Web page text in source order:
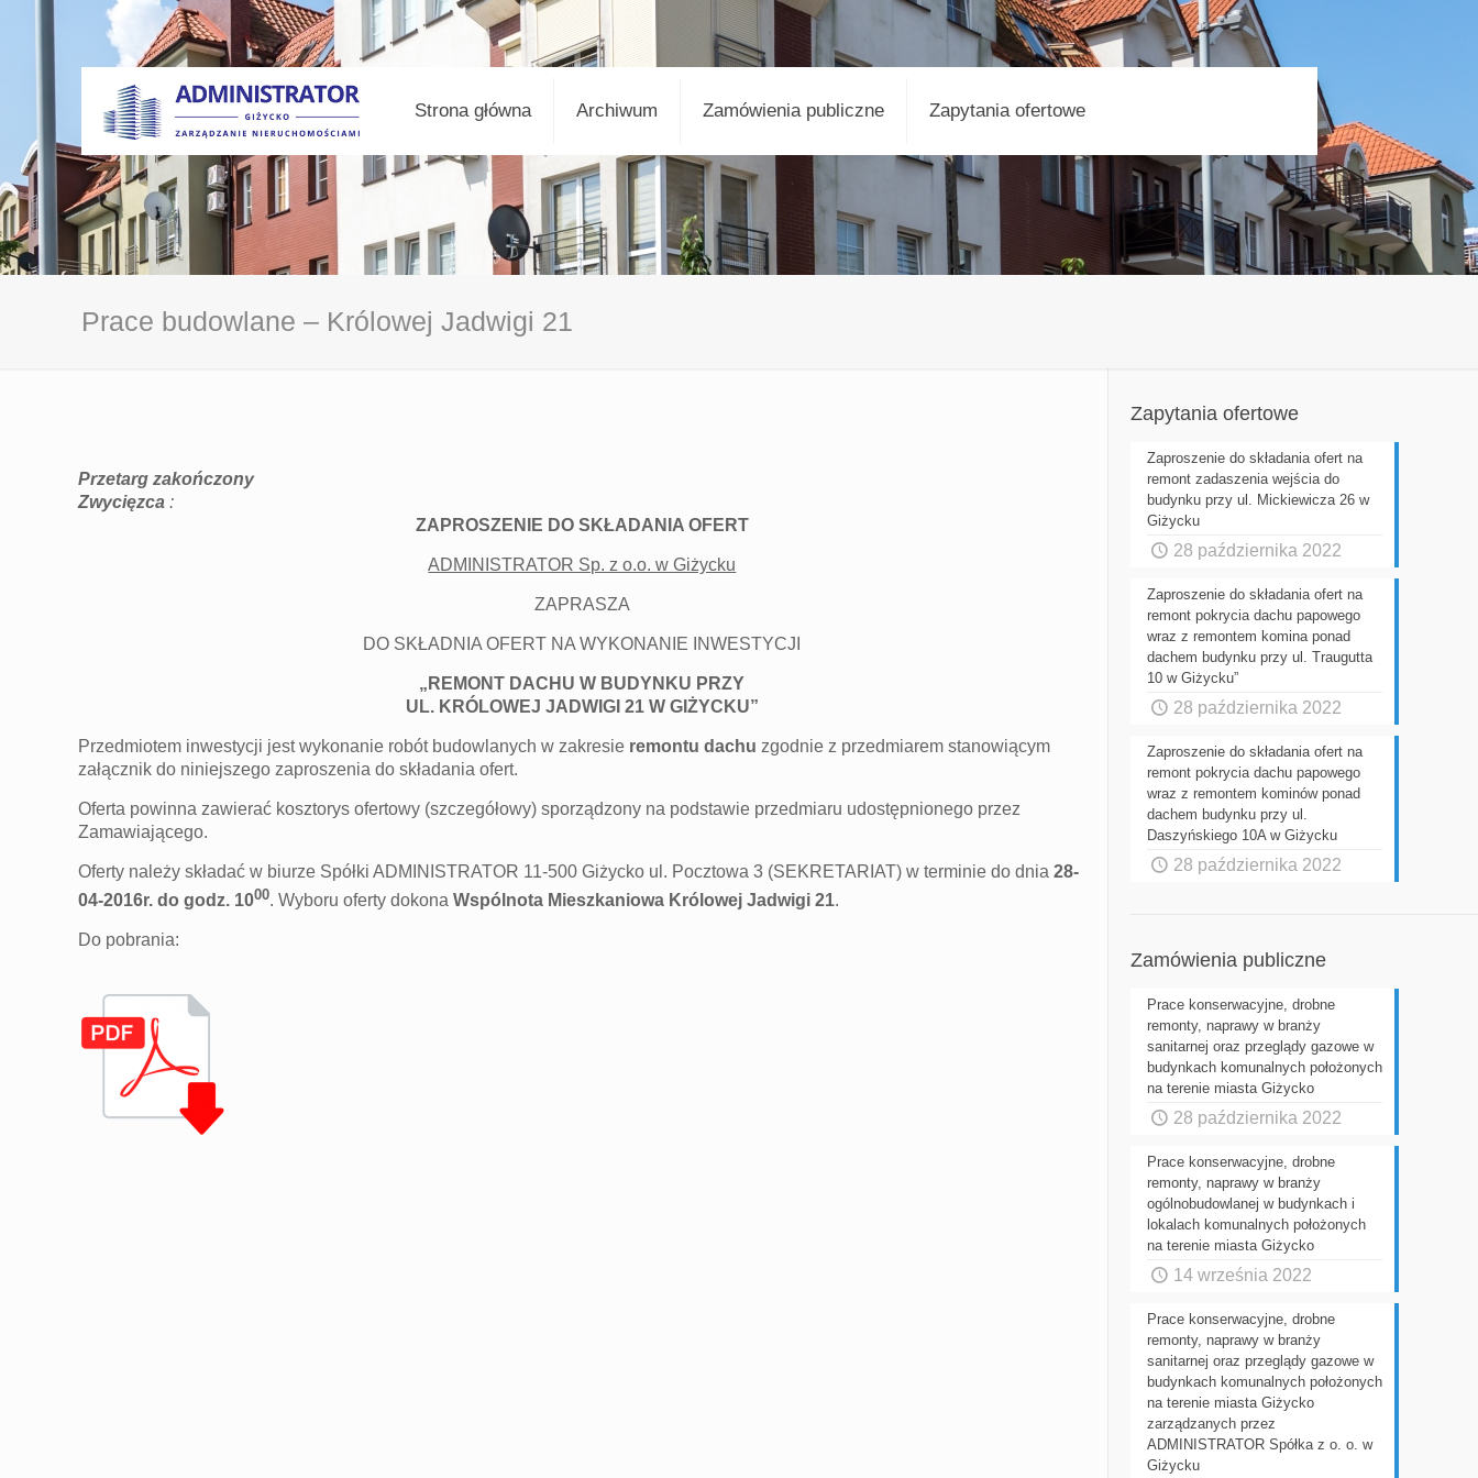
Strona główna Archiwum Zamówienia publiczne Zapytania ofertowe
Prace budowlane – Królowej Jadwigi 21
Przetarg zakończony
Zwycięzca :
ZAPROSZENIE DO SKŁADANIA OFERT
ADMINISTRATOR Sp. z o.o. w Giżycku
ZAPRASZA
DO SKŁADNIA OFERT NA WYKONANIE INWESTYCJI
„REMONT DACHU W BUDYNKU PRZY
UL. KRÓLOWEJ JADWIGI 21 W GIŻYCKU”
Przedmiotem inwestycji jest wykonanie robót budowlanych w zakresie remontu dachu zgodnie z przedmiarem stanowiącym
załącznik do niniejszego zaproszenia do składania ofert.
Oferta powinna zawierać kosztorys ofertowy (szczegółowy) sporządzony na podstawie przedmiaru udostępnionego przez
Zamawiającego.
Oferty należy składać w biurze Spółki ADMINISTRATOR 11-500 Giżycko ul. Pocztowa 3 (SEKRETARIAT) w terminie do dnia28-
04-2016r. do godz. 1000. Wyboru oferty dokonaWspólnota Mieszkaniowa Królowej Jadwigi 21.
Do pobrania:
Zapytania ofertowe
Zaproszenie do składania ofert na
remont zadaszenia wejścia do
budynku przy ul. Mickiewicza 26 w
Giżycku
28 października 2022
Zaproszenie do składania ofert na
remont pokrycia dachu papowego
wraz z remontem komina ponad
dachem budynku przy ul. Traugutta
10 w Giżycku”
28 października 2022
Zaproszenie do składania ofert na
remont pokrycia dachu papowego
wraz z remontem kominów ponad
dachem budynku przy ul.
Daszyńskiego 10A w Giżycku
28 października 2022
Zamówienia publiczne
Prace konserwacyjne, drobne
remonty, naprawy w branży
sanitarnej oraz przeglądy gazowe w
budynkach komunalnych położonych
na terenie miasta Giżycko
28 października 2022
Prace konserwacyjne, drobne
remonty, naprawy w branży
ogólnobudowlanej w budynkach i
lokalach komunalnych położonych
na terenie miasta Giżycko
14 września 2022
Prace konserwacyjne, drobne
remonty, naprawy w branży
sanitarnej oraz przeglądy gazowe w
budynkach komunalnych położonych
na terenie miasta Giżycko
zarządzanych przez
ADMINISTRATOR Spółka z o. o. w
Giżycku